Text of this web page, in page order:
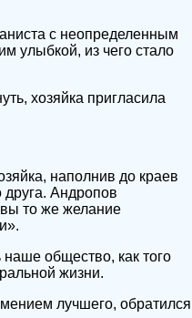
с неопределенным
улыбкой, из чего стало
хозяйка пригласила
наполнив до краев
друга. Андропов
то же желание
наше общество, как того
жизни.
лучшего, обратился